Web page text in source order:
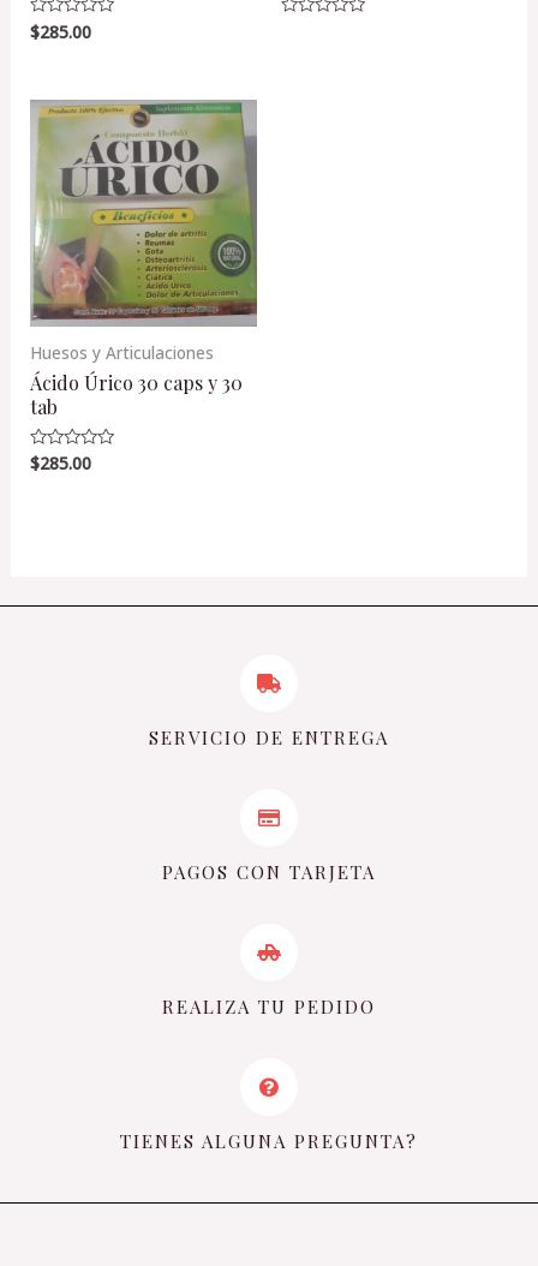
Valorado
en
$285.00
Huesos y Articulaciones
Ácido Úrico 30 caps y 30
tab
Valorado
en
$285.00
SERVICIO DE ENTREGA
PAGOS CON TARJETA
REALIZA TU PEDIDO
TIENES ALGUNA PREGUNTA?